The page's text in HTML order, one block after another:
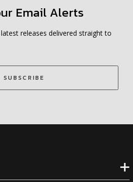
Email Alerts
releases delivered straight to
SUBSCRIBE